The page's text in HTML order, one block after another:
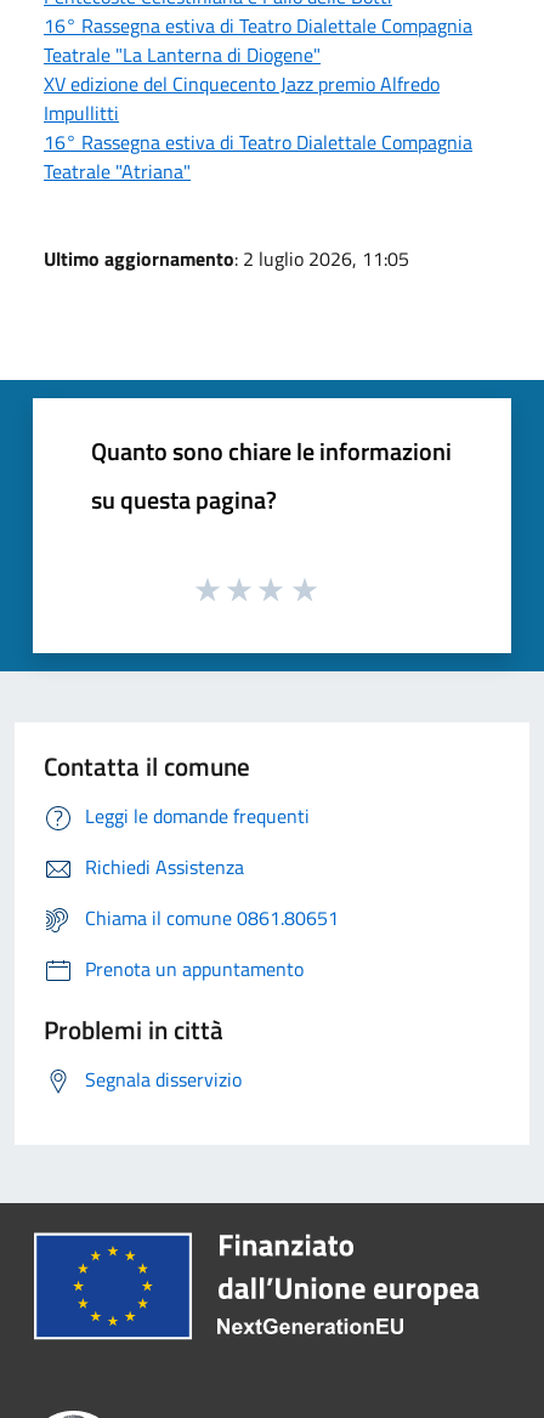
16° Rassegna estiva di Teatro Dialettale Compagnia
Teatrale "La Lanterna di Diogene"
XV edizione del Cinquecento Jazz premio Alfredo
Impullitti
16° Rassegna estiva di Teatro Dialettale Compagnia
Teatrale "Atriana"
Ultimo aggiornamento: 2 luglio 2026, 11:05
Quanto sono chiare le informazioni
su questa pagina?
Contatta il comune
Leggi le domande frequenti
Richiedi Assistenza
Chiama il comune 0861.80651
Prenota un appuntamento
Problemi in città
Segnala disservizio